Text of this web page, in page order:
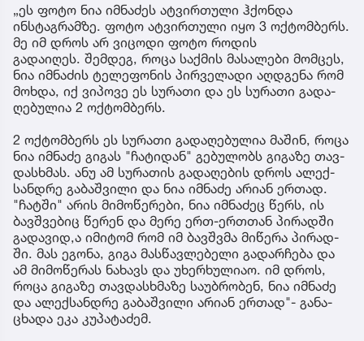
„ეს ფოტო ნია იმნაძეს ატვირთული ჰქონდა
ინსტაგრამზე. ფოტო ატვირთული იყო 3 ოქტომბერს.
მე იმ დროს არ ვიცოდი ფოტო როდის
გადაიღეს. შემ­დეგ, როცა საქ­მის მა­სა­ლე­ბი მომ­ცეს,
ნია იმ­ნა­ძის ტე­ლე­ფო­ნის პირ­ვე­ლა­დი აღ­დგე­ნა რომ
მოხ­და, იქ ვი­პო­ვე ეს სუ­რა­თი და ეს სუ­რა­თი გა­და­
ღე­ბუ­ლია 2 ოქ­ტომ­ბერს.
2 ოქ­ტომ­ბერს ეს სუ­რა­თი გა­და­ღე­ბუ­ლია მა­შინ, როცა
ნია იმ­ნა­ძე გი­გას "ჩა­ტი­დან" გე­ბუ­ლობს გი­გა­ზე თავ­
დას­ხმას. ანუ ამ სუ­რა­თის გა­და­ღე­ბის დროს ალექ­
სან­დრე გა­ბაშ­ვი­ლი და ნია იმ­ნა­ძე არი­ან ერ­თად.
"ჩატ­ში" არის მი­მო­წე­რე­ბი, ნია იმ­ნა­ძეც წერს, ის
ბავ­შვე­ბიც წე­რენ და მერე ერთ-ერ­თთან პი­რად­ში
გა­და­ვი­დ,ა იმი­ტომ რომ იმ ბავ­შვმა მი­წე­რა პი­რად­
ში. მას ეგო­ნა, გიგა მას­წავ­ლე­ბე­ლი გა­დარ­ჩე­ბა და
ამ მი­მო­წე­რას ნა­ხავს და უხერ­ხუ­ლი­აო. იმ დროს,
როცა გი­გა­ზე თავ­დას­ხმა­ზე სა­უბ­რო­ბენ, ნია იმ­ნა­ძე
და ალექ­სან­დრე გა­ბაშ­ვი­ლი არი­ან ერ­თად"- გა­ნა­
ცხა­და ეკა კუ­პა­ტა­ძემ.